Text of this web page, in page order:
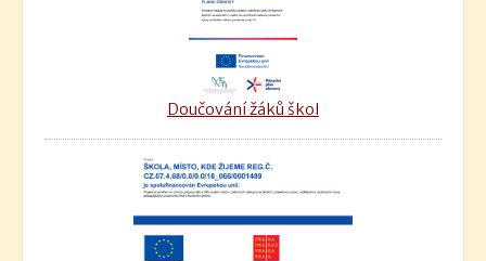
Doučování žáků škol